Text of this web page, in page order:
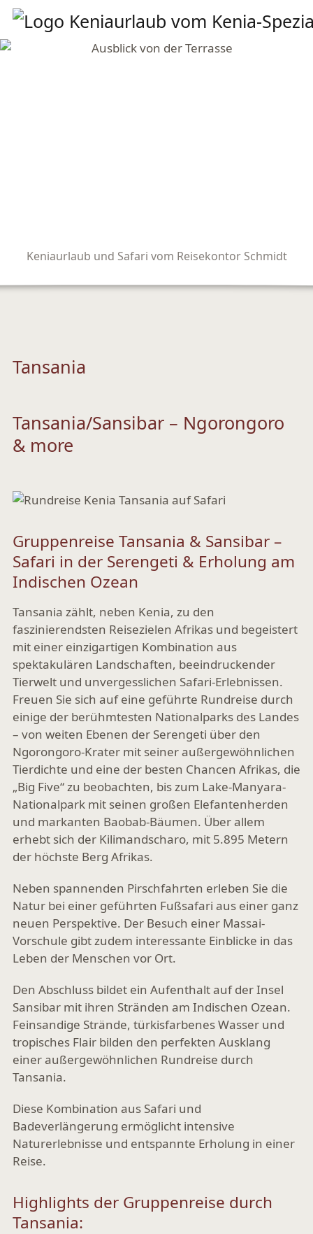
Keniaurlaub und Safari vom Reisekontor Schmidt
Tansania
Tansania/Sansibar – Ngorongoro
& more
Gruppenreise Tansania & Sansibar –
Safari in der Serengeti & Erholung am
Indischen Ozean
Tansania zählt, neben Kenia, zu den
faszinierendsten Reisezielen Afrikas und begeistert
mit einer einzigartigen Kombination aus
spektakulären Landschaften, beeindruckender
Tierwelt und unvergesslichen Safari-Erlebnissen.
Freuen Sie sich auf eine geführte Rundreise durch
einige der berühmtesten Nationalparks des Landes
– von weiten Ebenen der Serengeti über den
Ngorongoro-Krater mit seiner außergewöhnlichen
Tierdichte und eine der besten Chancen Afrikas, die
„Big Five“ zu beobachten, bis zum Lake-Manyara-
Nationalpark mit seinen großen Elefantenherden
und markanten Baobab-Bäumen. Über allem
erhebt sich der Kilimandscharo, mit 5.895 Metern
der höchste Berg Afrikas.
Neben spannenden Pirschfahrten erleben Sie die
Natur bei einer geführten Fußsafari aus einer ganz
neuen Perspektive. Der Besuch einer Massai-
Vorschule gibt zudem interessante Einblicke in das
Leben der Menschen vor Ort.
Den Abschluss bildet ein Aufenthalt auf der Insel
Sansibar mit ihren Stränden am Indischen Ozean.
Feinsandige Strände, türkisfarbenes Wasser und
tropisches Flair bilden den perfekten Ausklang
einer außergewöhnlichen Rundreise durch
Tansania.
Diese Kombination aus Safari und
Badeverlängerung ermöglicht intensive
Naturerlebnisse und entspannte Erholung in einer
Reise.
Highlights der Gruppenreise durch
Tansania: